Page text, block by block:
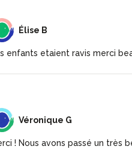
ÉB Élise B
enfants etaient ravis merci
Véronique G
! Nous avons passé un très